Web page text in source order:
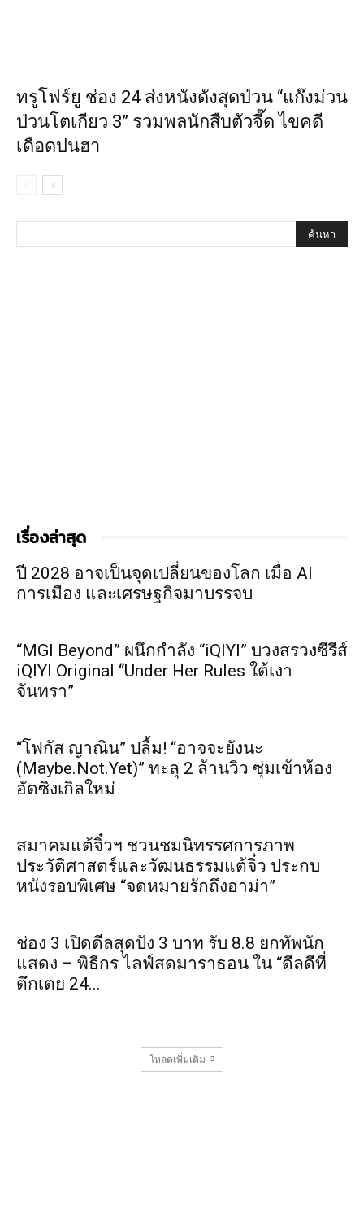
ทรูโฟร์ยู ช่อง 24 ส่งหนังดังสุดป่วน “แก๊งม่วน
ป่วนโตเกียว 3” รวมพลนักสืบตัวจี๊ด ไขคดี
เดือดปนฮา
เรื่องล่าสุด
ปี 2028 อาจเป็นจุดเปลี่ยนของโลก เมื่อ AI
การเมือง และเศรษฐกิจมาบรรจบ
“MGI Beyond” ผนึกกำลัง “iQIYI” บวงสรวงซีรีส์
iQIYI Original “Under Her Rules ใต้เงา
จันทรา”
“โฟกัส ญาณิน” ปลื้ม! “อาจจะยังนะ
(Maybe.Not.Yet)” ทะลุ 2 ล้านวิว ซุ่มเข้าห้อง
อัดซิงเกิลใหม่
สมาคมแต้จิ๋วฯ ชวนชมนิทรรศการภาพ
ประวัติศาสตร์และวัฒนธรรมแต้จิ๋ว ประกบ
หนังรอบพิเศษ “จดหมายรักถึงอาม่า”
ช่อง 3 เปิดดีลสุดปัง 3 บาท รับ 8.8 ยกทัพนัก
แสดง – พิธีกร ไลฟ์สดมาราธอน ใน “ดีลดีที่
ตึกเตย 24...
โหลดเพิ่มเติม